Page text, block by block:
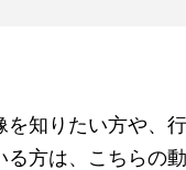
を知りたい方や、
る方は、こちらの